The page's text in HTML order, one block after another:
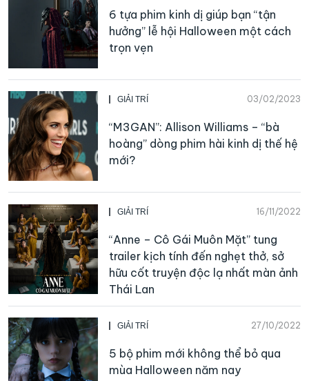
6 tựa phim kinh dị giúp bạn “tận
hưởng” lễ hội Halloween một cách
trọn vẹn
GIẢI TRÍ 03/02/2023
“M3GAN”: Allison Williams – “bà
hoàng” dòng phim hài kinh dị thế hệ
mới?
GIẢI TRÍ 16/11/2022
“Anne – Cô Gái Muôn Mặt” tung
trailer kịch tính đến nghẹt thở, sở
hữu cốt truyện độc lạ nhất màn ảnh
Thái Lan
GIẢI TRÍ 27/10/2022
5 bộ phim mới không thể bỏ qua
mùa Halloween năm nay